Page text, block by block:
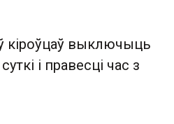
кіроўцаў выключыць
і правесці час з